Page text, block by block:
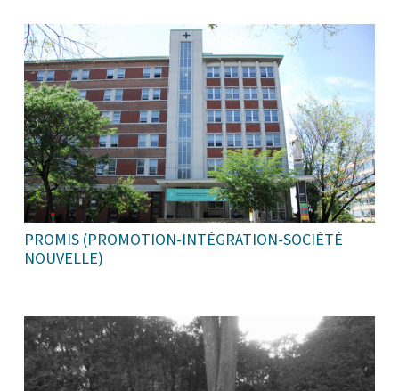
PROMIS (PROMOTION-INTÉGRATION-SOCIÉTÉ
NOUVELLE)